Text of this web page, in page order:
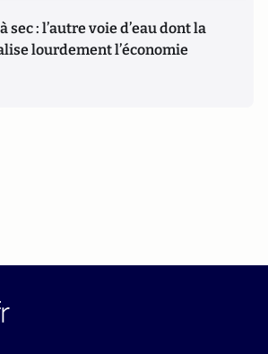
sec : l’autre voie d’eau dont la
lourdement l’économie